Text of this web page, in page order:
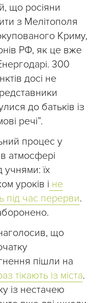
що росіяни
з Мелітополя
Криму,
РФ, як це вже
300
досі не
до батьків із
речі”.
процес у
атмосфері
їх
уроків і не
під час перерви.
що
пішли на
тікають із міста.
із нестачею